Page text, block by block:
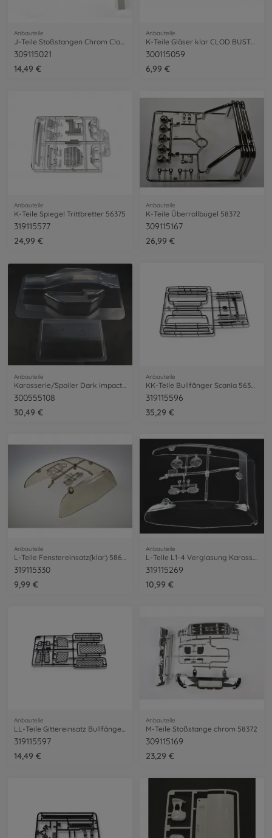
Anbauteile
J-Teile Stoßstangen Chrom Clod Buster
309115021
14,49 €
Anbauteile
K-Teile Gläser klar CLOD BUSTER
300115059
6,99 €
Anbauteile
K-Teile Spiegel Trittbretter 56375
319115577
24,99 €
Anbauteile
K-Teile Überrollbügel 58372
309115167
26,99 €
Anbauteile
Karosserie/Spoiler Dark Impact DF-03
300555108
30,49 €
Anbauteile
KK-Teile Bullfänger Scania 56379
319115596
35,29 €
Anbauteile
319115330
9,99 €
Anbauteile
319115269
10,99 €
Anbauteile
LL-Teile Gittereinsatz Bullfänger 56379
319115597
14,49 €
Anbauteile
M-Teile Stoßstange chrom 58372
309115169
23,29 €